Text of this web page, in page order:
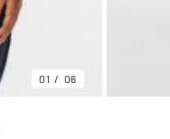
01 06